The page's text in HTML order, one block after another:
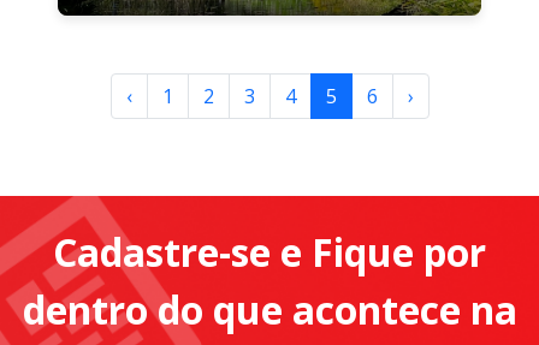
‹ 1 2 3 4 5 6 ›
Cadastre-se e Fique por
dentro do que acontece na